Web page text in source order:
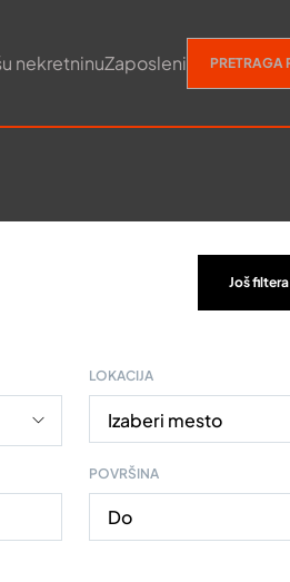
nekretninuZaposleni
Još filtera
LOKACIJA
Izaberi mesto
POVRŠINA